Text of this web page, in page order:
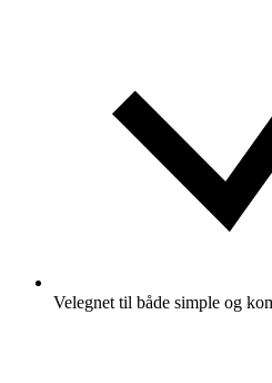
Velegnet til både simple og